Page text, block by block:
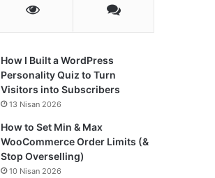
How I Built a WordPress
Personality Quiz to Turn
Visitors into Subscribers
13 Nisan 2026
How to Set Min & Max
WooCommerce Order Limits (&
Stop Overselling)
10 Nisan 2026